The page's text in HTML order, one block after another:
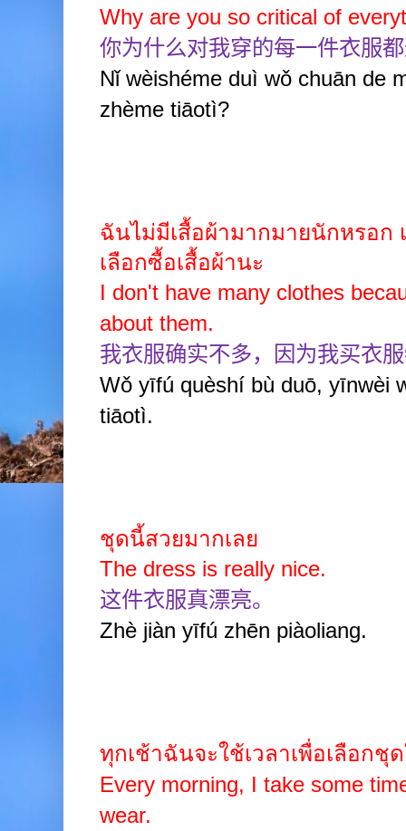
Why are you so critical of
你为什么对我穿的每一件衣服
Nǐ wèishéme duì wǒ chuān de
zhème tiāotì?
ฉันไม่มีเสื้อผ้ามากมายนักหรอก
เลือกซื้อเสื้อผ้านะ
I don't have many clothes
about them.
我衣服确实不多，因为我买衣
Wǒ yīfú quèshí bù duō, yīnwèi
tiāotì.
ชุดนี้สวยมากเลย
The dress is really nice.
这件衣服真漂亮。
Zhè jiàn yīfú zhēn piàoliang.
ทุกเช้าฉันจะใช้เวลาเพื่อเลือกชุ
Every morning, I take some
wear.